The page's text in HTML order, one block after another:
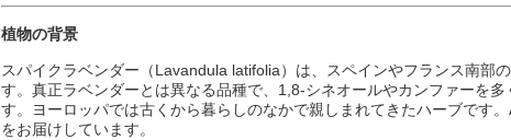
植物の背景
スパイクラベンダー（Lavandula latifolia）は、スペインやフランス南部
す。真正ラベンダーとは異なる品種で、1,8-シネオールやカンファーを
す。ヨーロッパでは古くから暮らしのなかで親しまれてきたハーブです
をお届けしています。